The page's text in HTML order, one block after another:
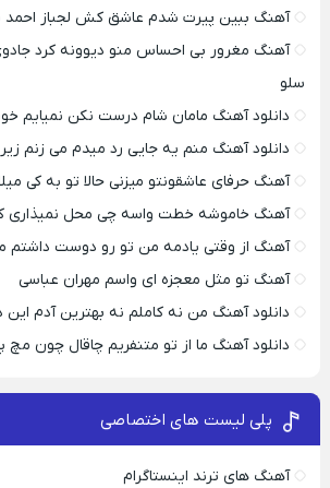
آهنگ ببین پیرت شدم عاشق کش لجباز احمد
آهنگ مغرور بی احساس منو دیوونه کرد
سلو
دانلود آهنگ مامان شام درست نکن نمیایم
دانلود آهنگ منم یه جایی رد میدم می زنم زیر
آهنگ حرفای عاشقونتو میزنی حالا تو به کی
آهنگ خاموشه خطت واسه چی محل نمیذاری
آهنگ از وقتی یادمه من تو رو دوست داشتم
آهنگ تو مثل معجزه ای واسم مهران عباسی
دانلود آهنگ من نه کاملم نه بهترین آدم این
دانلود آهنگ ما از تو متنفریم چاقال چون مچ
پلی لیست های اختصاصی
آهنگ های ترند اینستاگرام